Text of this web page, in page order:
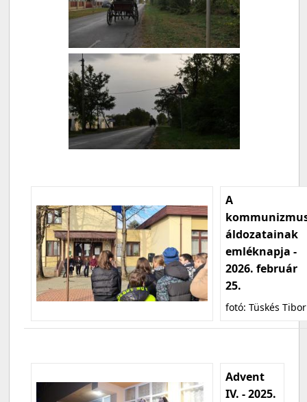
A
áldozatainak
emléknapja -
2026. február
25.
fotó: Tüskés Tibor
Advent
IV. - 2025.